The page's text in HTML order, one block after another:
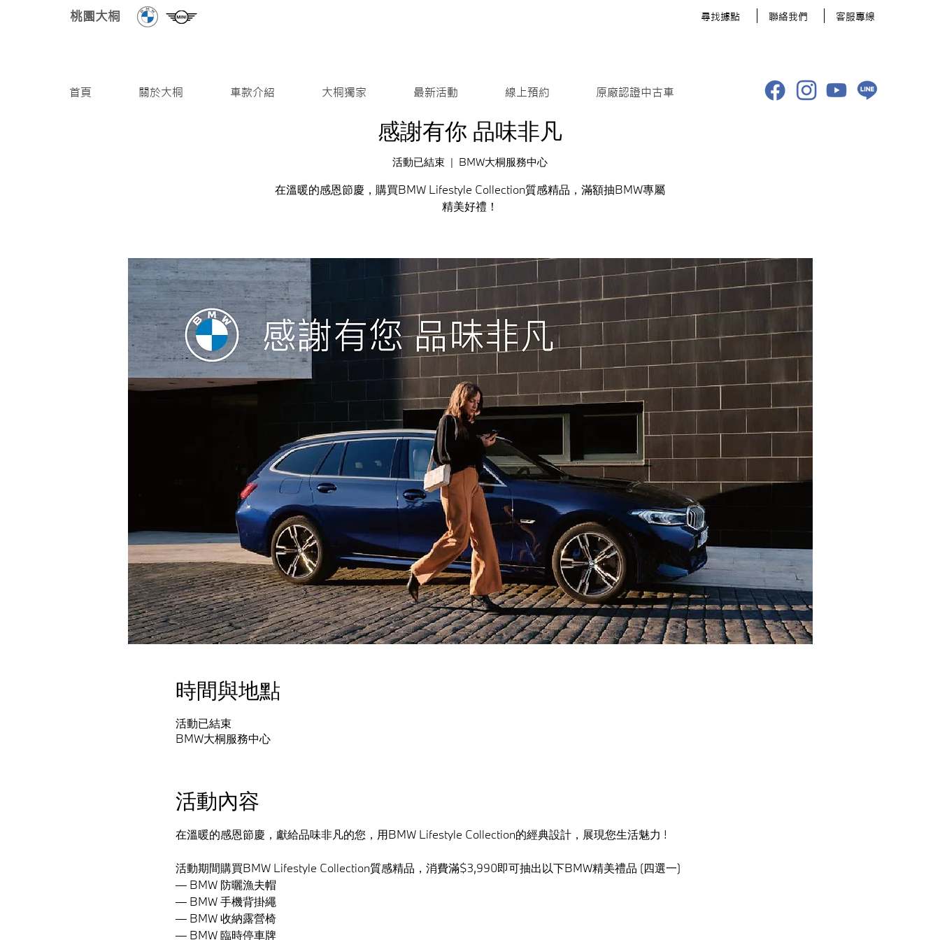
桃園大桐 ​尋找據點 聯絡我們 客服專線
首頁 關於大桐 車款介紹 大桐獨家 最新活動 線上預約 原廠認證中古車
感謝有你 品味非凡
活動已結束 BMW大桐服務中心
在溫暖的感恩節慶，購買BMW Lifestyle Collection質感精品，滿額抽BMW專屬
精美好禮！
時間與地點
活動已結束
BMW大桐服務中心
活動內容
在溫暖的感恩節慶，獻給品味非凡的您，用BMW Lifestyle Collection的經典設計，展現您生活魅力 !
活動期間購買BMW Lifestyle Collection質感精品，消費滿$3,990即可抽出以下BMW精美禮品 (四選一)
— BMW 防曬漁夫帽
— BMW 手機背掛繩
— BMW 收納露營椅
— BMW 臨時停車牌